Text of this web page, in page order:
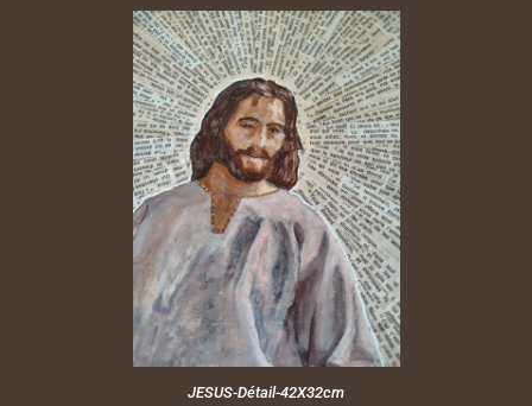
JESUS-Détail-42X32cm